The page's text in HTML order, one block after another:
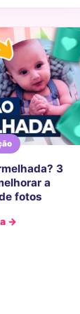
3
a
fotos
→